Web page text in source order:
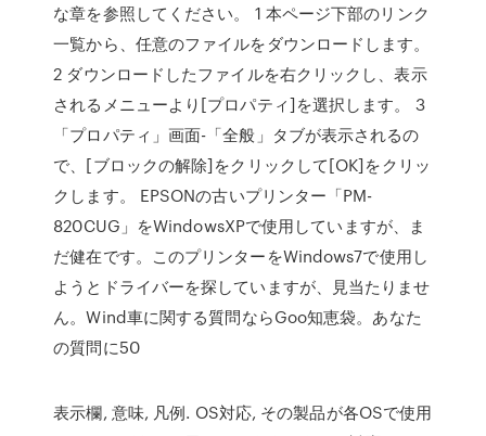
な章を参照してください。 1 本ページ下部のリンク
一覧から、任意のファイルをダウンロードします。
2 ダウンロードしたファイルを右クリックし、表示
されるメニューより[プロパティ]を選択します。 3
「プロパティ」画面-「全般」タブが表示されるの
で、[ブロックの解除]をクリックして[OK]をクリッ
クします。 EPSONの古いプリンター「PM-
820CUG」をWindowsXPで使用していますが、ま
だ健在です。このプリンターをWindows7で使用し
ようとドライバーを探していますが、見当たりませ
ん。Wind車に関する質問ならGoo知恵袋。あなた
の質問に50
表示欄, 意味, 凡例. OS対応, その製品が各OSで使用